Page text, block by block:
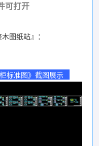
可打开
图纸站』：
标准图》截图展示